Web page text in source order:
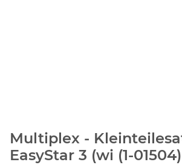
Multiplex -
EasyStar 3 (wi (1-01504)